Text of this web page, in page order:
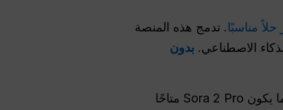
حلاً مناسبًا. تدمج هذه المنصة
بدون
. عادةً ما يكون Sora 2 Pro متاحًا